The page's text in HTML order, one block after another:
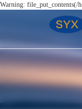
Warning: file_put_contents(/